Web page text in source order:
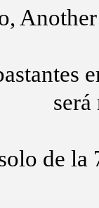
de la